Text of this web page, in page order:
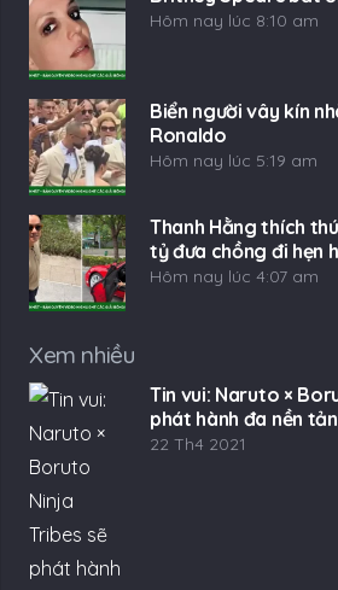
Hôm nay lúc 8:10 am
Biển người vây kín
Ronaldo
Hôm nay lúc 5:19 am
Thanh Hằng thích
tỷ đưa chồng đi hẹn
Hôm nay lúc 4:07 am
Xem nhiều
Tin vui: Naruto ×
phát hành đa nền
22 Th4 2021